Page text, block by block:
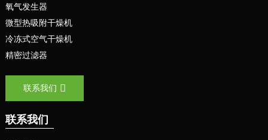
氧气发生器
微型热吸附干燥机
冷冻式空气干燥机
精密过滤器
联系我们
联系我们